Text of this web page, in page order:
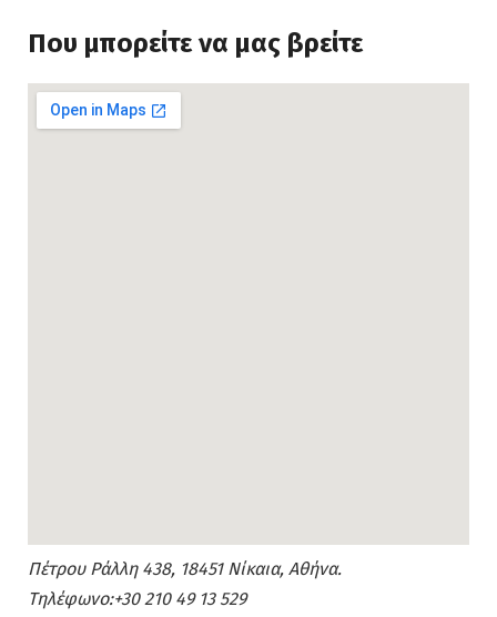
Που μπορείτε να μας βρείτε
Πέτρου Ράλλη 438, 18451 Νίκαια, Αθήνα.
Τηλέφωνο:+30 210 49 13 529